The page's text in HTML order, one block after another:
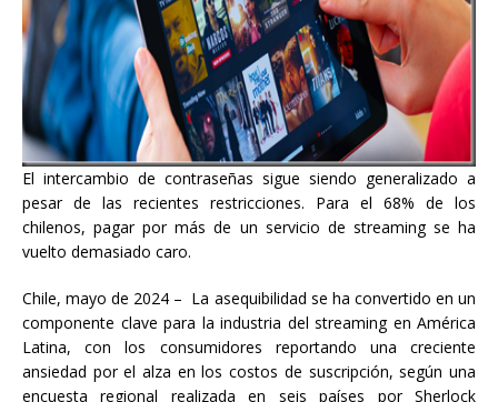
El intercambio de contraseñas sigue siendo generalizado a
pesar de las recientes restricciones. Para el 68% de los
chilenos, pagar por más de un servicio de streaming se ha
vuelto demasiado caro.
Chile, mayo de 2024 – La asequibilidad se ha convertido en un
componente clave para la industria del streaming en América
Latina, con los consumidores reportando una creciente
ansiedad por el alza en los costos de suscripción, según una
encuesta regional realizada en seis países por Sherlock